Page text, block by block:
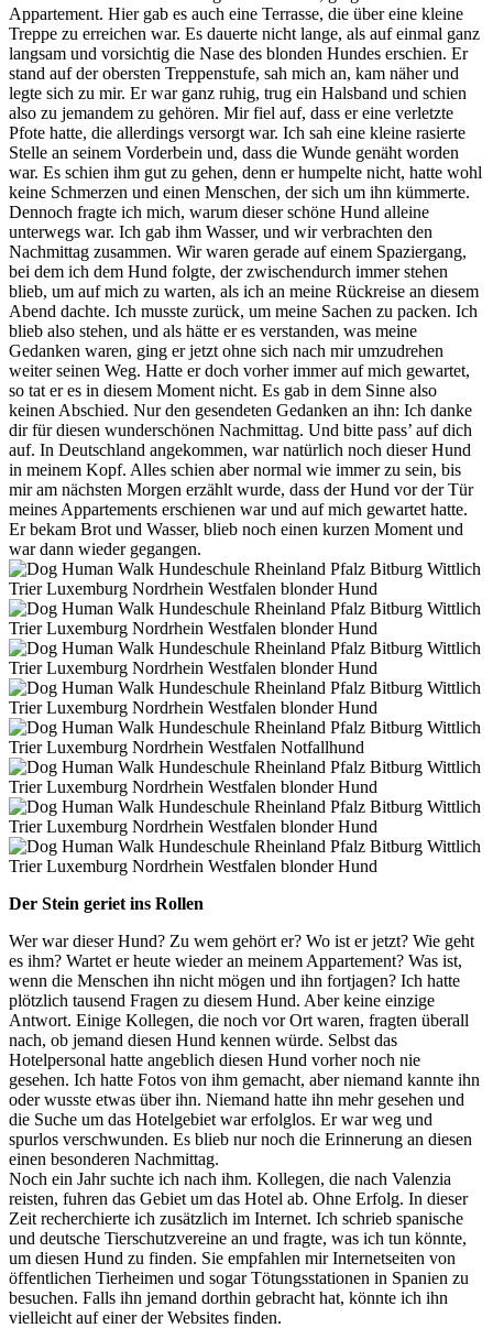
Appartement. Hier gab es auch eine Terrasse, die über eine kleine
Treppe zu erreichen war. Es dauerte nicht lange, als auf einmal ganz
langsam und vorsichtig die Nase des blonden Hundes erschien. Er
stand auf der obersten Treppenstufe, sah mich an, kam näher und
legte sich zu mir. Er war ganz ruhig, trug ein Halsband und schien
also zu jemandem zu gehören. Mir fiel auf, dass er eine verletzte
Pfote hatte, die allerdings versorgt war. Ich sah eine kleine rasierte
Stelle an seinem Vorderbein und, dass die Wunde genäht worden
war. Es schien ihm gut zu gehen, denn er humpelte nicht, hatte wohl
keine Schmerzen und einen Menschen, der sich um ihn kümmerte.
Dennoch fragte ich mich, warum dieser schöne Hund alleine
unterwegs war. Ich gab ihm Wasser, und wir verbrachten den
Nachmittag zusammen. Wir waren gerade auf einem Spaziergang,
bei dem ich dem Hund folgte, der zwischendurch immer stehen
blieb, um auf mich zu warten, als ich an meine Rückreise an diesem
Abend dachte. Ich musste zurück, um meine Sachen zu packen. Ich
blieb also stehen, und als hätte er es verstanden, was meine
Gedanken waren, ging er jetzt ohne sich nach mir umzudrehen
weiter seinen Weg. Hatte er doch vorher immer auf mich gewartet,
so tat er es in diesem Moment nicht. Es gab in dem Sinne also
keinen Abschied. Nur den gesendeten Gedanken an ihn: Ich danke
dir für diesen wunderschönen Nachmittag. Und bitte pass’ auf dich
auf. In Deutschland angekommen, war natürlich noch dieser Hund
in meinem Kopf. Alles schien aber normal wie immer zu sein, bis
mir am nächsten Morgen erzählt wurde, dass der Hund vor der Tür
meines Appartements erschienen war und auf mich gewartet hatte.
Er bekam Brot und Wasser, blieb noch einen kurzen Moment und
war dann wieder gegangen.
Der Stein geriet ins Rollen
Wer war dieser Hund? Zu wem gehört er? Wo ist er jetzt? Wie geht
es ihm? Wartet er heute wieder an meinem Appartement? Was ist,
wenn die Menschen ihn nicht mögen und ihn fortjagen? Ich hatte
plötzlich tausend Fragen zu diesem Hund. Aber keine einzige
Antwort. Einige Kollegen, die noch vor Ort waren, fragten überall
nach, ob jemand diesen Hund kennen würde. Selbst das
Hotelpersonal hatte angeblich diesen Hund vorher noch nie
gesehen. Ich hatte Fotos von ihm gemacht, aber niemand kannte ihn
oder wusste etwas über ihn. Niemand hatte ihn mehr gesehen und
die Suche um das Hotelgebiet war erfolglos. Er war weg und
spurlos verschwunden. Es blieb nur noch die Erinnerung an diesen
einen besonderen Nachmittag.
Noch ein Jahr suchte ich nach ihm. Kollegen, die nach Valenzia
reisten, fuhren das Gebiet um das Hotel ab. Ohne Erfolg. In dieser
Zeit recherchierte ich zusätzlich im Internet. Ich schrieb spanische
und deutsche Tierschutzvereine an und fragte, was ich tun könnte,
um diesen Hund zu finden. Sie empfahlen mir Internetseiten von
öffentlichen Tierheimen und sogar Tötungsstationen in Spanien zu
besuchen. Falls ihn jemand dorthin gebracht hat, könnte ich ihn
vielleicht auf einer der Websites finden.